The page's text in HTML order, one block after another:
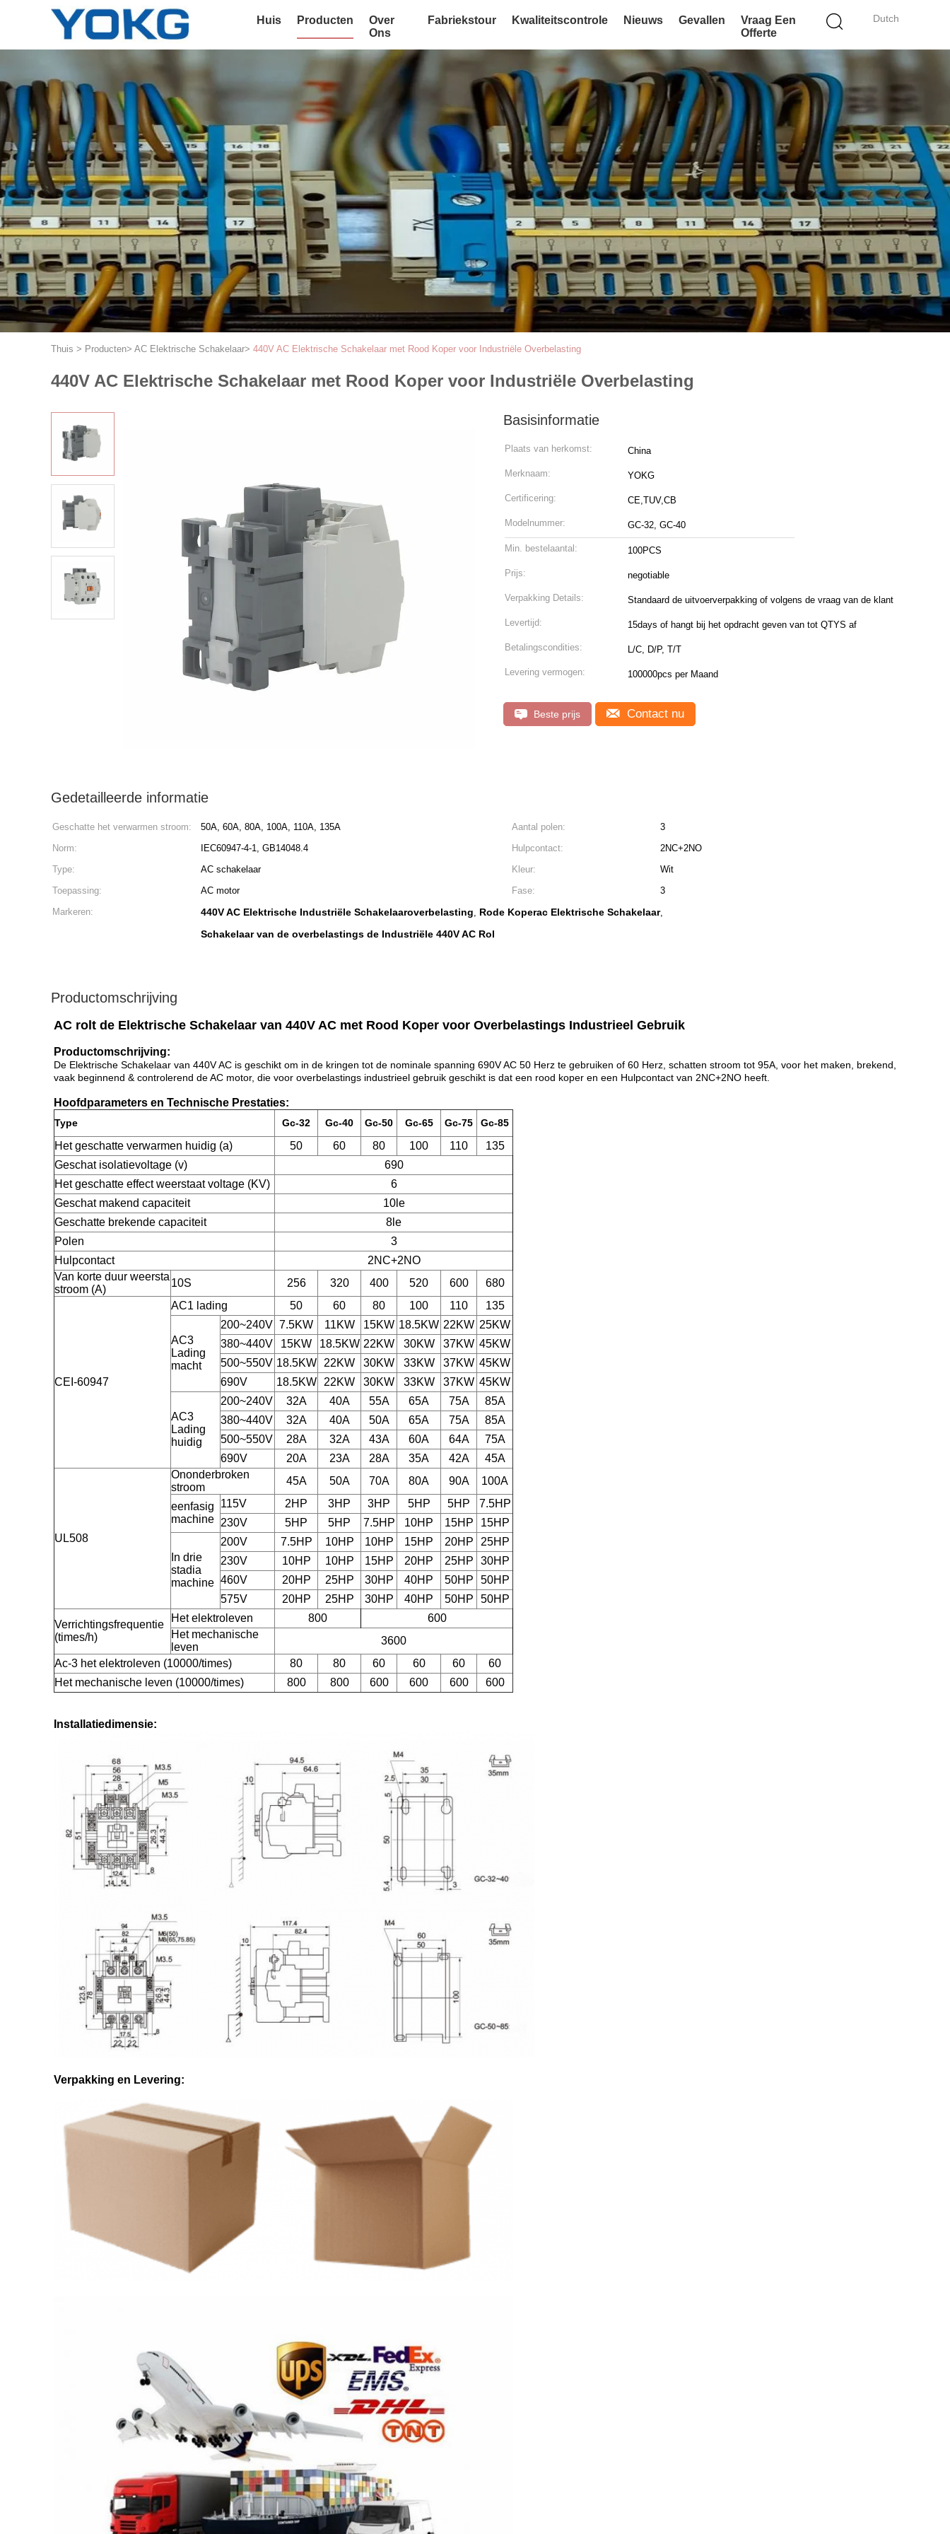
Dutch
Huis Producten
Over
Ons
Fabriekstour Kwaliteitscontrole Nieuws Gevallen
Vraag Een
Offerte
Thuis > Producten> AC Elektrische Schakelaar> 440V AC Elektrische Schakelaar met Rood Koper voor Industriële Overbelasting
440V AC Elektrische Schakelaar met Rood Koper voor Industriële Overbelasting
Basisinformatie
Plaats van herkomst: China
Merknaam: YOKG
Certificering: CE,TUV,CB
Modelnummer: GC-32, GC-40
Min. bestelaantal: 100PCS
Prijs: negotiable
Verpakking Details: Standaard de uitvoerverpakking of volgens de vraag van de klant
Levertijd: 15days of hangt bij het opdracht geven van tot QTYS af
Betalingscondities: L/C, D/P, T/T
Levering vermogen: 100000pcs per Maand
Beste prijs Contact nu
Gedetailleerde informatie
Geschatte het verwarmen stroom: 50A, 60A, 80A, 100A, 110A, 135A Aantal polen:
3
Norm:
IEC60947-4-1, GB14048.4 Hulpcontact:
2NC+2NO
Type:
AC schakelaar Kleur:
Wit
Toepassing:
AC motor Fase:
3
Markeren:
440V AC Elektrische Industriële Schakelaaroverbelasting, Rode Koperac Elektrische Schakelaar,
Schakelaar van de overbelastings de Industriële 440V AC Rol
Productomschrijving
AC rolt de Elektrische Schakelaar van 440V AC met Rood Koper voor Overbelastings Industrieel Gebruik
Productomschrijving:
De Elektrische Schakelaar van 440V AC is geschikt om in de kringen tot de nominale spanning 690V AC 50 Herz te gebruiken of 60 Herz, schatten stroom tot 95A, voor het maken, brekend,
vaak beginnend & controlerend de AC motor, die voor overbelastings industrieel gebruik geschikt is dat een rood koper en een Hulpcontact van 2NC+2NO heeft.
Hoofdparameters en Technische Prestaties:
Type Gc-32 Gc-40 Gc-50 Gc-65 Gc-75 Gc-85
Het geschatte verwarmen huidig (a) 50 60 80 100 110
135
Geschat isolatievoltage (v)
690
Het geschatte effect weerstaat voltage (KV)
6
Geschat makend capaciteit
10le
Geschatte brekende capaciteit
8le
Polen
3
Hulpcontact
2NC+2NO
Van korte duur weersta
stroom (A)
10S 256 320 400 520 600 680
CEI-60947
AC1 lading 50 60 80 100 110 135
AC3
Lading
macht
200~240V 7.5KW 11KW 15KW 18.5KW 22KW 25KW
380~440V
15KW 18.5KW 22KW 30KW 37KW 45KW
500~550V 18.5KW 22KW 30KW 33KW 37KW 45KW
690V
18.5KW 22KW 30KW 33KW 37KW 45KW
AC3
Lading
huidig
200~240V 32A 40A 55A 65A 75A
85A
380~440V
32A 40A 50A 65A 75A
85A
500~550V
28A 32A 43A 60A 64A
75A
690V
20A 23A 28A 35A 42A 45A
UL508
Ononderbroken
stroom
45A 50A 70A 80A 90A 100A
eenfasig
machine
115V 2HP 3HP 3HP 5HP 5HP
7.5HP
230V
5HP 5HP 7.5HP 10HP 15HP 15HP
In drie
stadia
machine
200V 7.5HP 10HP 10HP 15HP 20HP
25HP
230V
10HP 10HP 15HP 20HP 25HP
30HP
460V
20HP 25HP 30HP 40HP 50HP
50HP
575V
20HP 25HP 30HP 40HP 50HP 50HP
Verrichtingsfrequentie
(times/h)
Het elektroleven 800
600
Het mechanische
leven
3600
Ac-3 het elektroleven (10000/times)
80 80 60 60 60
60
Het mechanische leven (10000/times)
800 800 600 600 600 600
Installatiedimensie:
Verpakking en Levering: